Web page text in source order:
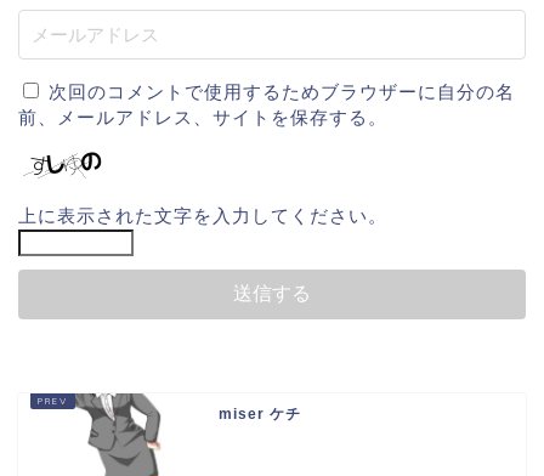
次回のコメントで使用するためブラウザーに自分の名
前、メールアドレス、サイトを保存する。
上に表示された文字を入力してください。
miser ケチ